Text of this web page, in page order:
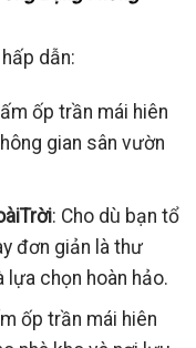
dẫn:
ốp trần mái hiên
gian sân vườn
: Cho dù bạn tổ
đơn giản là thư
lựa chọn hoàn hảo.
ốp trần mái hiên